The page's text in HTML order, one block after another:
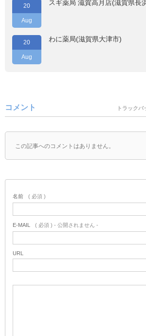
20
Aug
スギ薬局 滋賀高月店(滋賀県長
20
Aug
わに薬局(滋賀県大津市)
コメント トラックバ
この記事へのコメントはありません。
名前 ( 必須 )
E-MAIL ( 必須 ) - 公開されません -
URL